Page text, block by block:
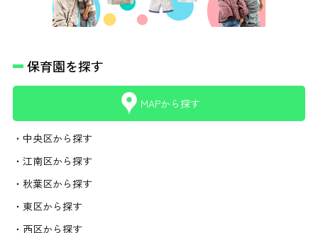
保育園を探す
MAPから探す
・中央区から探す
・江南区から探す
・秋葉区から探す
・東区から探す
・西区から探す